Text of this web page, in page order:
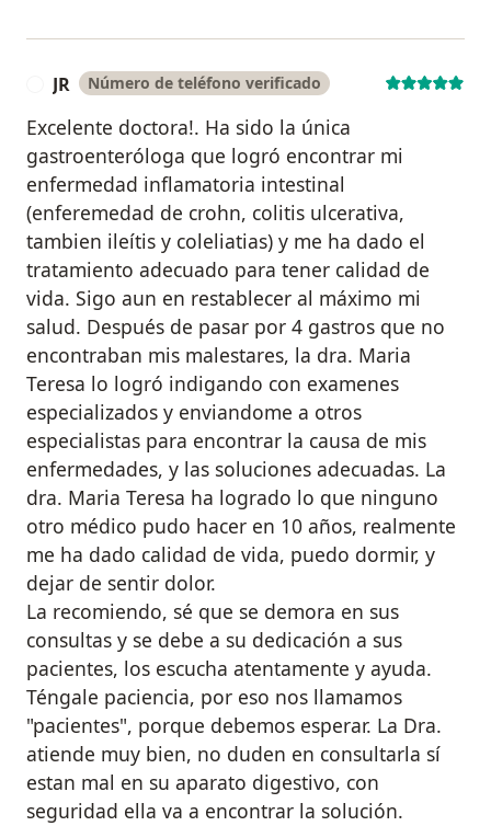
JR Número de teléfono verificado
Excelente doctora!. Ha sido la única
gastroenteróloga que logró encontrar mi
enfermedad inflamatoria intestinal
(enferemedad de crohn, colitis ulcerativa,
tambien ileítis y coleliatias) y me ha dado el
tratamiento adecuado para tener calidad de
vida. Sigo aun en restablecer al máximo mi
salud. Después de pasar por 4 gastros que no
encontraban mis malestares, la dra. Maria
Teresa lo logró indigando con examenes
especializados y enviandome a otros
especialistas para encontrar la causa de mis
enfermedades, y las soluciones adecuadas. La
dra. Maria Teresa ha logrado lo que ninguno
otro médico pudo hacer en 10 años, realmente
me ha dado calidad de vida, puedo dormir, y
dejar de sentir dolor.
La recomiendo, sé que se demora en sus
consultas y se debe a su dedicación a sus
pacientes, los escucha atentamente y ayuda.
Téngale paciencia, por eso nos llamamos
"pacientes", porque debemos esperar. La Dra.
atiende muy bien, no duden en consultarla sí
estan mal en su aparato digestivo, con
seguridad ella va a encontrar la solución.